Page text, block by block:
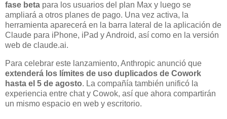
fase beta para los usuarios del plan Max y luego se
ampliará a otros planes de pago. Una vez activa, la
herramienta aparecerá en la barra lateral de la aplicación de
Claude para iPhone, iPad y Android, así como en la versión
web de claude.ai.
Para celebrar este lanzamiento, Anthropic anunció que
extenderá los límites de uso duplicados de Cowork
hasta el 5 de agosto. La compañía también unificó la
experiencia entre chat y Cowok, así que ahora compartirán
un mismo espacio en web y escritorio.